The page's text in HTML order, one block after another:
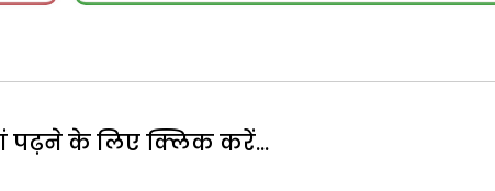
पढ़ने के लिए क्लिक करें...